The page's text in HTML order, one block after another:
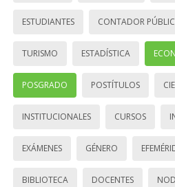
ESTUDIANTES CONTADOR
TURISMO ESTADÍSTICA
POSGRADO POSTÍTULOS
INSTITUCIONALES CURSOS
EXÁMENES GÉNERO
BIBLIOTECA DOCENTES